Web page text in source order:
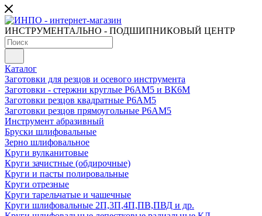
ИНСТРУМЕНТАЛЬНО - ПОДШИПНИКОВЫЙ ЦЕНТР
Каталог
Заготовки для резцов и осевого инструмента
Заготовки - стержни круглые Р6АМ5 и ВК6М
Заготовки резцов квадратные Р6АМ5
Заготовки резцов прямоугольные Р6АМ5
Инструмент абразивный
Бруски шлифовальные
Зерно шлифовальное
Круги вулканитовые
Круги зачистные (обдирочные)
Круги и пасты полировальные
Круги отрезные
Круги тарельчатые и чашечные
Круги шлифовальные 2П,3П,4П,ПВ,ПВД и др.